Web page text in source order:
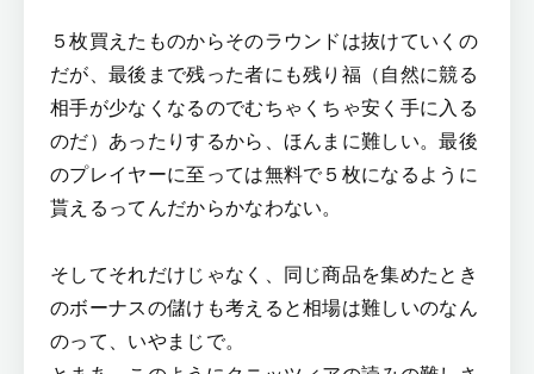
５枚買えたものからそのラウンドは抜けていくの
だが、最後まで残った者にも残り福（自然に競る
相手が少なくなるのでむちゃくちゃ安く手に入る
のだ）あったりするから、ほんまに難しい。最後
のプレイヤーに至っては無料で５枚になるように
貰えるってんだからかなわない。
そしてそれだけじゃなく、同じ商品を集めたとき
のボーナスの儲けも考えると相場は難しいのなん
のって、いやまじで。